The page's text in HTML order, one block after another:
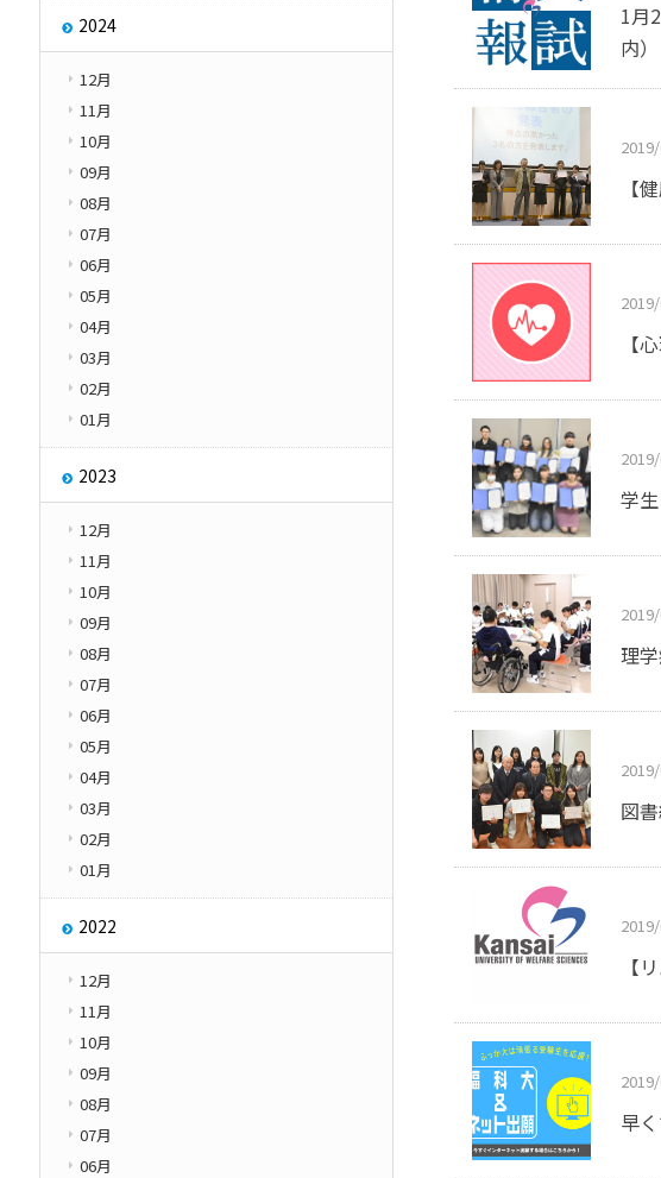
1月
内）
【
【
学
理
図
【
早
2024
12月
11月
10月
09月
08月
07月
06月
05月
04月
03月
02月
01月
2023
12月
11月
10月
09月
08月
07月
06月
05月
04月
03月
02月
01月
2022
12月
11月
10月
09月
08月
07月
06月